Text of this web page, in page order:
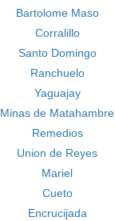
Bartolome Maso
Corralillo
Santo Domingo
Ranchuelo
Yaguajay
Minas de Matahambre
Remedios
Union de Reyes
Mariel
Cueto
Encrucijada